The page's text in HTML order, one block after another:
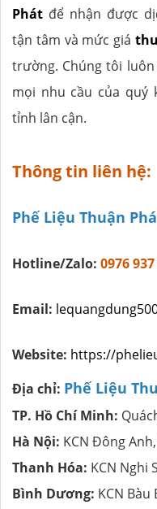
Phát để nhận được
tận tâm và mức giá
trường. Chúng tôi luôn
mọi nhu cầu của quý
tỉnh lân cận.
Thông tin liên hệ:
Phế Liệu Thuận
Hotline/Zalo: 0976
Email:
Website: https://
Địa chỉ: Phế Liệu
TP. Hồ Chí Minh:
Hà Nội: KCN Đông
Thanh Hóa: KCN Nghi
Bình Dương: KCN